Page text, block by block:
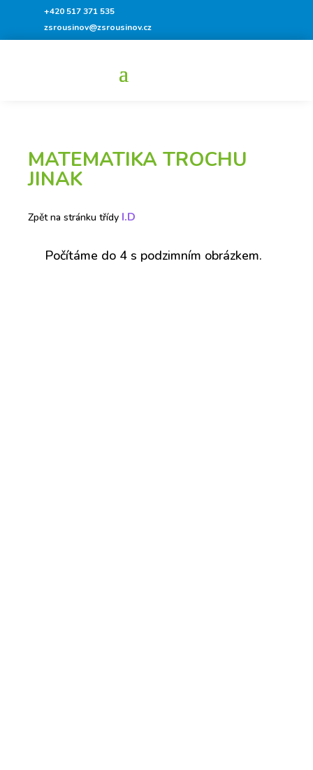
+420 517 371 535
zsrousinov@zsrousinov.cz
MATEMATIKA TROCHU
JINAK
Zpět na stránku třídy I.D
Počítáme do 4 s podzimním obrázkem.